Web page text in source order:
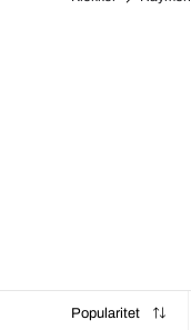
Popularitet